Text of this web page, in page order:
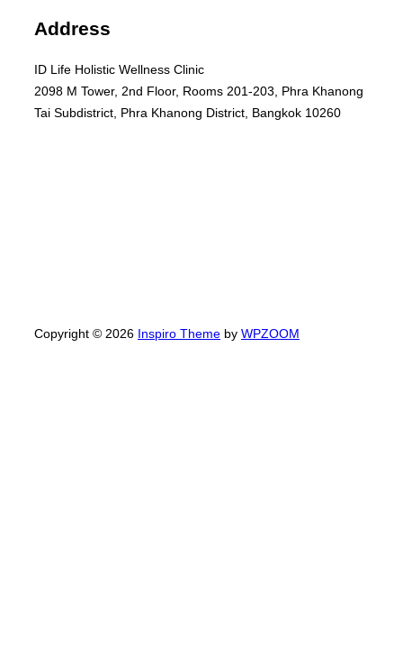
Address
ID Life Holistic Wellness Clinic
2098 M Tower, 2nd Floor, Rooms 201-203, Phra Khanong
Tai Subdistrict, Phra Khanong District, Bangkok 10260
Copyright © 2026 Inspiro Theme by WPZOOM